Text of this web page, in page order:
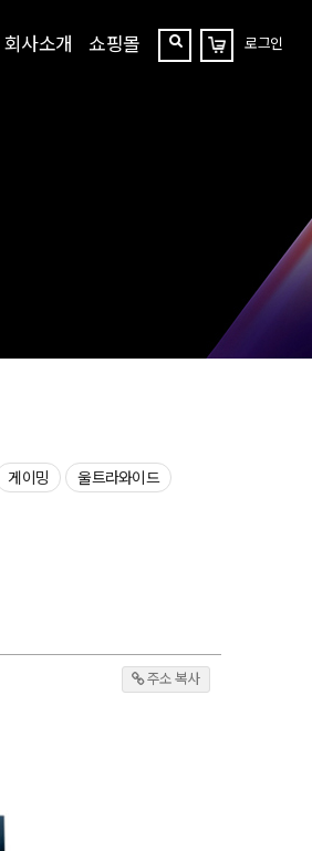
회사소개 쇼핑몰
찾
장
바
로그인
게이밍
울트라와이드
주소 복사